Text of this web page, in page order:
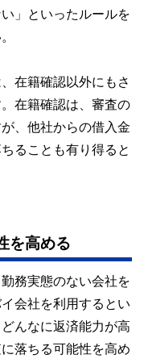
」といったルールを
在籍確認以外にもさ
在籍確認は、審査の
、他社からの借入金
ることも有り得ると
を高める
務実態のない会社を
会社を利用するとい
んなに返済能力が高
落ちる可能性を高め